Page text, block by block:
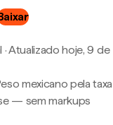
·Atualizado hoje, 9 de
mexicano pela taxa
— sem markups